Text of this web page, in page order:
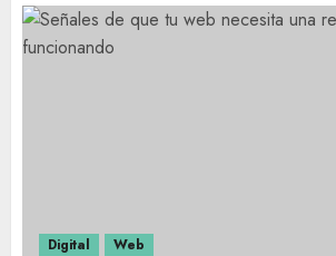
Digital Web